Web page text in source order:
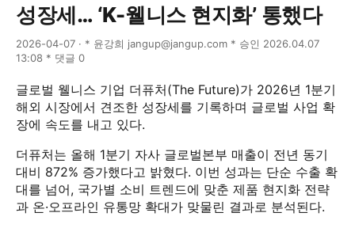
성장세… ‘K-웰니스 현지화’ 통했다
2026-04-07 · * 윤강희 jangup@jangup.com * 승인 2026.04.07
13:08 * 댓글 0
글로벌 웰니스 기업 더퓨처(The Future)가 2026년 1분기
해외 시장에서 견조한 성장세를 기록하며 글로벌 사업 확
장에 속도를 내고 있다.
더퓨처는 올해 1분기 자사 글로벌본부 매출이 전년 동기
대비 872% 증가했다고 밝혔다. 이번 성과는 단순 수출 확
대를 넘어, 국가별 소비 트렌드에 맞춘 제품 현지화 전략
과 온·오프라인 유통망 확대가 맞물린 결과로 분석된다.